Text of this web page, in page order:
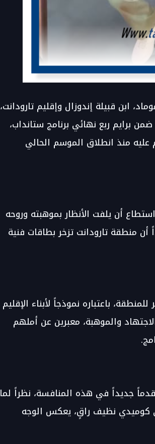
ابن قبيلة إندوزال وإقليم تارودانت،
برايم ربع نهائي برنامج ستانداب،
منذ انطلاق الموسم الحالي
أن يلفت الأنظار بموهبته وروحه
منطقة تارودانت تزخر بطاقات فنية
باعتباره نموذجاً لأبناء الإقليم
والموهبة، معبرين عن أملهم
جديداً في هذه المنافسة، نظراً لما
كوميدي نظيف راقٍ، يعكس الوجه